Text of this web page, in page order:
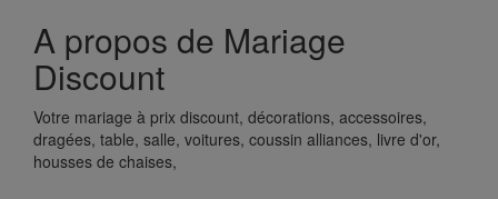
A propos de Mariage
Discount
Votre mariage à prix discount, décorations, accessoires,
dragées, table, salle, voitures, coussin alliances, livre d'or,
housses de chaises,